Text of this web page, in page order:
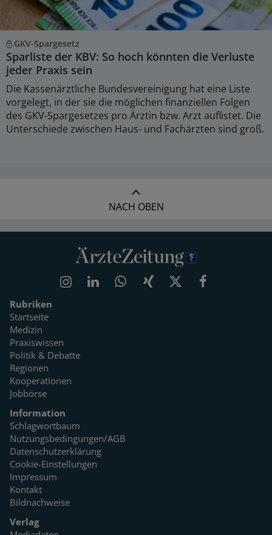
GKV-Spargesetz
Sparliste der KBV: So hoch könnten die Verluste
jeder Praxis sein
Die Kassenärztliche Bundesvereinigung hat eine Liste
vorgelegt, in der sie die möglichen finanziellen Folgen
des GKV-Spargesetzes pro Ärztin bzw. Arzt auflistet. Die
Unterschiede zwischen Haus- und Fachärzten sind groß.
NACH OBEN
Rubriken
Startseite
Medizin
Praxiswissen
Politik & Debatte
Regionen
Kooperationen
Jobbörse
Information
Schlagwortbaum
Nutzungsbedingungen/AGB
Datenschutzerklärung
Cookie-Einstellungen
Impressum
Kontakt
Bildnachweise
Verlag